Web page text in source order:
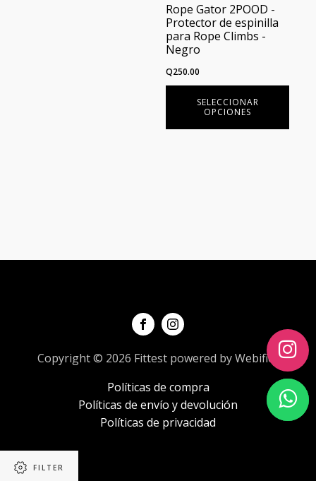
FILTER
Rope Gator 2POOD -
Protector de espinilla
para Rope Climbs -
Negro
Q250.00
SELECCIONAR
OPCIONES
Las
opciones
se
elegir
página
Copyright © 2026 Fittest powered by Webifica
Políticas de compra
Políticas de envío y devolución
Políticas de privacidad